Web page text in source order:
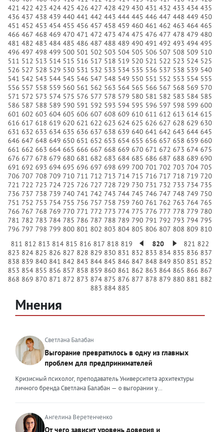
421 422 423 424 425 426 427 428 429 430 431 432 433 434 435
436 437 438 439 440 441 442 443 444 445 446 447 448 449 450
451 452 453 454 455 456 457 458 459 460 461 462 463 464 465
466 467 468 469 470 471 472 473 474 475 476 477 478 479 480
481 482 483 484 485 486 487 488 489 490 491 492 493 494 495
496 497 498 499 500 501 502 503 504 505 506 507 508 509 510
511 512 513 514 515 516 517 518 519 520 521 522 523 524 525
526 527 528 529 530 531 532 533 534 535 536 537 538 539 540
541 542 543 544 545 546 547 548 549 550 551 552 553 554 555
556 557 558 559 560 561 562 563 564 565 566 567 568 569 570
571 572 573 574 575 576 577 578 579 580 581 582 583 584 585
586 587 588 589 590 591 592 593 594 595 596 597 598 599 600
601 602 603 604 605 606 607 608 609 610 611 612 613 614 615
616 617 618 619 620 621 622 623 624 625 626 627 628 629 630
631 632 633 634 635 636 637 638 639 640 641 642 643 644 645
646 647 648 649 650 651 652 653 654 655 656 657 658 659 660
661 662 663 664 665 666 667 668 669 670 671 672 673 674 675
676 677 678 679 680 681 682 683 684 685 686 687 688 689 690
691 692 693 694 695 696 697 698 699 700 701 702 703 704 705
706 707 708 709 710 711 712 713 714 715 716 717 718 719 720
721 722 723 724 725 726 727 728 729 730 731 732 733 734 735
736 737 738 739 740 741 742 743 744 745 746 747 748 749 750
751 752 753 754 755 756 757 758 759 760 761 762 763 764 765
766 767 768 769 770 771 772 773 774 775 776 777 778 779 780
781 782 783 784 785 786 787 788 789 790 791 792 793 794 795
796 797 798 799 800 801 802 803 804 805 806 807 808 809 810
811 812 813 814 815 816 817 818 819 820 821 822
823 824 825 826 827 828 829 830 831 832 833 834 835 836 837
838 839 840 841 842 843 844 845 846 847 848 849 850 851 852
853 854 855 856 857 858 859 860 861 862 863 864 865 866 867
868 869 870 871 872 873 874 875 876 877 878 879 880 881 882
883 884 885
Мнения
Светлана Балабан
Выгорание превратилось в одну из главных
проблем для предпринимателей
Кризисный психолог, преподаватель Университета архитектуры
личного бренда Светлана Балабан — о выгорании у
проблемой, однако выгорание у предпринимателей заметно
отличается от выгорания у наёмных сотрудников. Наёмный
Ангелина Веретенченко
От чего зависит уровень доверия и